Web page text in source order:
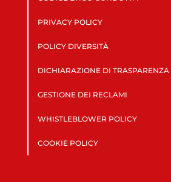
PRIVACY POLICY
POLICY DIVERSITÀ
DICHIARAZIONE DI TRASPARENZA
GESTIONE DEI RECLAMI
WHISTLEBLOWER POLICY
COOKIE POLICY